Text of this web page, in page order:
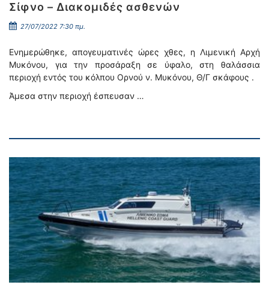
Σίφνο – Διακομιδές ασθενών
27/07/2022 7:30 πμ.
Ενημερώθηκε, απογευματινές ώρες χθες, η Λιμενική Αρχή
Μυκόνου, για την προσάραξη σε ύφαλο, στη θαλάσσια
περιοχή εντός του κόλπου Ορνού ν. Μυκόνου, Θ/Γ σκάφους .
Άμεσα στην περιοχή έσπευσαν …